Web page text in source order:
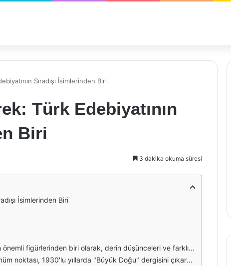
Sıradışı İsimlerinden Biri
Türk Edebiyatının
Biri
3 dakika okuma süresi
İsimlerinden Biri
yaşta başlamış ve kısa sürede kendine özgü bir üslup geliştirmiştir. Şiir, hikaye, roman ve oyun gibi farklı türlerde eserler vermiştir. Bu eserlerinde genellikle insan ruhunun derinliklerine inmeyi, toplumsal sorunları ve bireyin içsel çatışmalarını ele almıştır.
platform haline gelmiştir. Kısakürek, burada yazdığı makalelerle, Türk toplumunun değerlerini, milli kimliğini ve manevi unsurlarını ön plana çıkarmıştır. Eserlerinde sıkça işlediği doğu-batı çatışması, onun düşünce dünyasının temel taşlarından birini oluşturur.